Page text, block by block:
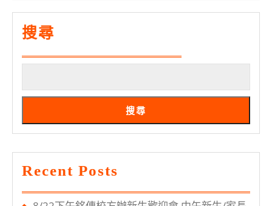
端
選
12/2
午
起
開
放
搜尋
搜尋
Recent Posts